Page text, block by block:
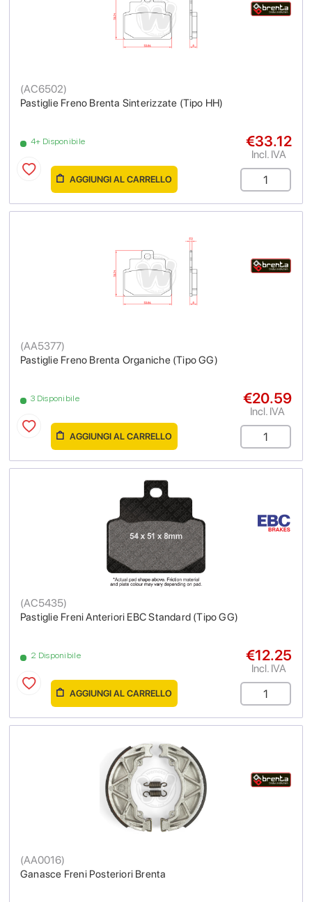
Pastiglie Freno Brenta Sinterizzate (Tipo HH)
(AC6502)
4+ Disponibile €33.12
Incl. IVA
AGGIUNGI AL CARRELLO
Pastiglie Freno Brenta Organiche (Tipo GG)
(AA5377)
3 Disponibile €20.59
Incl. IVA
AGGIUNGI AL CARRELLO
Pastiglie Freni Anteriori EBC Standard (Tipo GG)
(AC5435)
2 Disponibile €12.25
Incl. IVA
AGGIUNGI AL CARRELLO
Ganasce Freni Posteriori Brenta
(AA0016)